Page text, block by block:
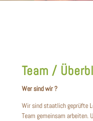
Team /
Wer sind wir ?
Wir sind staatlich geprüfte
Team gemeinsam arbeiten.